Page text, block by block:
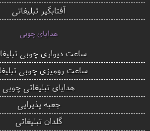
آفتابگیر تبلیغاتی
هدایای چوبی
ساعت دیواری چوبی
ساعت رومیزی چوبی
هدایای تبلیغاتی چوبی
جعبه پذیرایی
گلدان تبلیغاتی